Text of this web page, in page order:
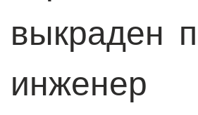
выкраден